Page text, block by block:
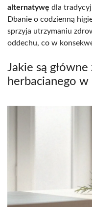
alternatywę dla
Dbanie o codzienną
sprzyja utrzymaniu
oddechu, co w
Jakie są
herbacianego w